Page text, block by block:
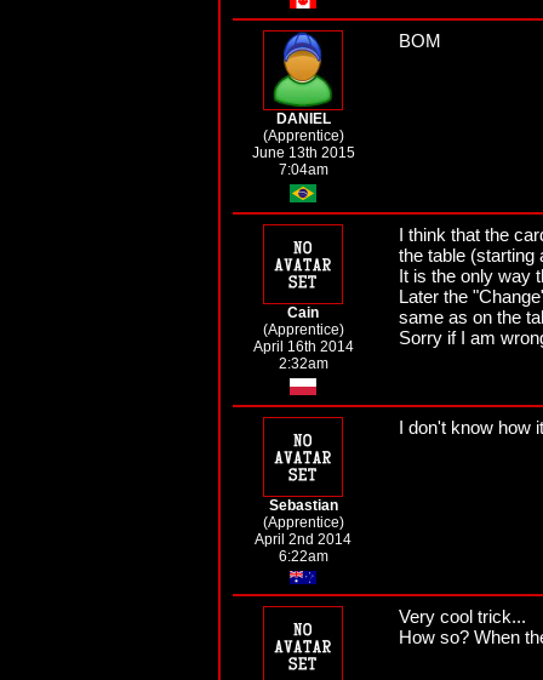
DANIEL
(Apprentice)
June 13th 2015
7:04am
BOM
Cain
(Apprentice)
April 16th 2014
2:32am
I think that the
the table (starting
It is the only way
Later the
same as on the
Sorry if I am
Sebastian
(Apprentice)
April 2nd 2014
6:22am
I don't know how
Very cool trick...
How so? When